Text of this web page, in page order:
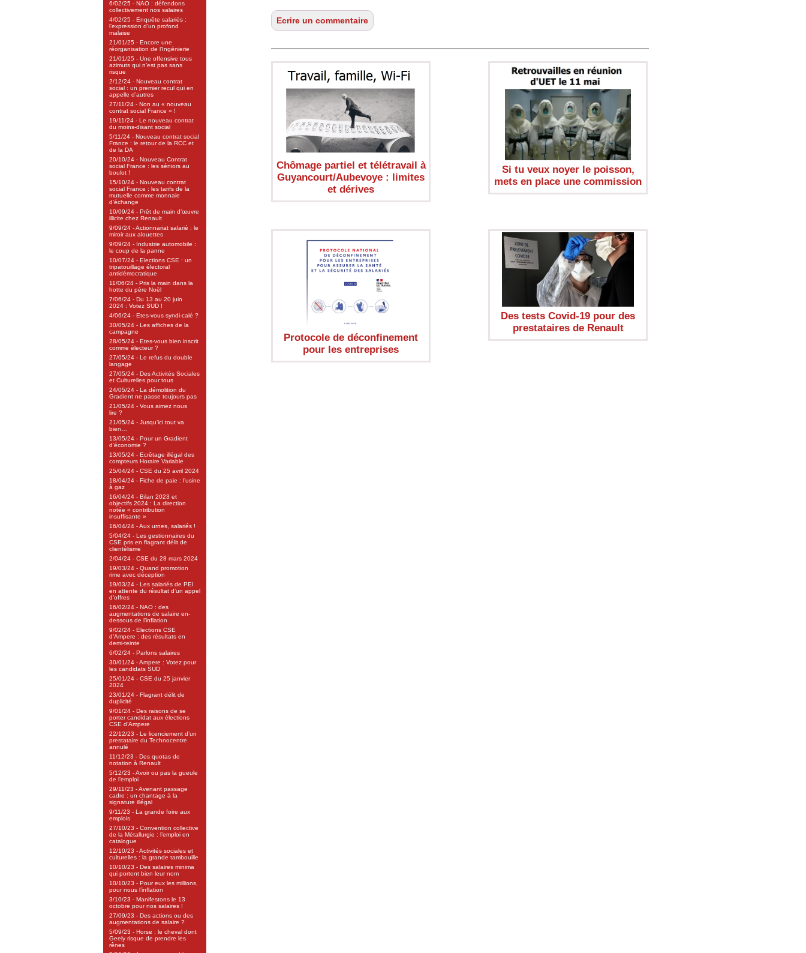
6/02/25 - NAO : défendons
collectivement nos salaires
4/02/25 - Enquête salariés :
l’expression d’un profond
malaise
21/01/25 - Encore une
réorganisation de l’Ingénierie
21/01/25 - Une offensive tous
azimuts qui n’est pas sans
risque
2/12/24 - Nouveau contrat
social : un premier recul qui en
appelle d’autres
27/11/24 - Non au « nouveau
contrat social France » !
19/11/24 - Le nouveau contrat
du moins-disant social
5/11/24 - Nouveau contrat social
France : le retour de la RCC et
de la DA
20/10/24 - Nouveau Contrat
social France : les séniors au
boulot !
15/10/24 - Nouveau contrat
social France : les tarifs de la
mutuelle comme monnaie
d’échange
10/09/24 - Prêt de main d’œuvre
illicite chez Renault
9/09/24 - Actionnariat salarié : le
miroir aux alouettes
9/09/24 - Industrie automobile :
le coup de la panne
10/07/24 - Elections CSE : un
tripatouillage électoral
antidémocratique
11/06/24 - Pris la main dans la
hotte du père Noël
7/06/24 - Du 13 au 20 juin
2024 : Votez SUD !
4/06/24 - Etes-vous syndi-calé ?
30/05/24 - Les affiches de la
campagne
28/05/24 - Etes-vous bien inscrit
comme électeur ?
27/05/24 - Le refus du double
langage
27/05/24 - Des Activités Sociales
et Culturelles pour tous
24/05/24 - La démolition du
Gradient ne passe toujours pas
21/05/24 - Vous aimez nous
lire ?
21/05/24 - Jusqu’ici tout va
bien…
13/05/24 - Pour un Gradient
d’économie ?
13/05/24 - Ecrêtage illégal des
compteurs Horaire Variable
25/04/24 - CSE du 25 avril 2024
18/04/24 - Fiche de paie : l’usine
à gaz
16/04/24 - Bilan 2023 et
objectifs 2024 : La direction
notée « contribution
insuffisante »
16/04/24 - Aux urnes, salariés !
5/04/24 - Les gestionnaires du
CSE pris en flagrant délit de
clientélisme
2/04/24 - CSE du 28 mars 2024
19/03/24 - Quand promotion
rime avec déception
19/03/24 - Les salariés de PEI
en attente du résultat d’un appel
d’offres
16/02/24 - NAO : des
augmentations de salaire en-
dessous de l’inflation
9/02/24 - Elections CSE
d’Ampere : des résultats en
demi-teinte
6/02/24 - Parlons salaires
30/01/24 - Ampere : Votez pour
les candidats SUD
25/01/24 - CSE du 25 janvier
2024
23/01/24 - Flagrant délit de
duplicité
9/01/24 - Des raisons de se
porter candidat aux élections
CSE d’Ampere
22/12/23 - Le licenciement d’un
prestataire du Technocentre
annulé
11/12/23 - Des quotas de
notation à Renault
5/12/23 - Avoir ou pas la gueule
de l’emploi
29/11/23 - Avenant passage
cadre : un chantage à la
signature illégal
9/11/23 - La grande foire aux
emplois
27/10/23 - Convention collective
de la Métallurgie : l’emploi en
catalogue
12/10/23 - Activités sociales et
culturelles : la grande tambouille
10/10/23 - Des salaires minima
qui portent bien leur nom
10/10/23 - Pour eux les millions,
pour nous l’inflation
3/10/23 - Manifestons le 13
octobre pour nos salaires !
27/09/23 - Des actions ou des
augmentations de salaire ?
5/09/23 - Horse : le cheval dont
Geely risque de prendre les
rênes
Chômage partiel et télétravail à
Guyancourt/Aubevoye : limites
et dérives
Si tu veux noyer le poisson,
mets en place une commission
Protocole de déconfinement
pour les entreprises
Des tests Covid-19 pour des
prestataires de Renault